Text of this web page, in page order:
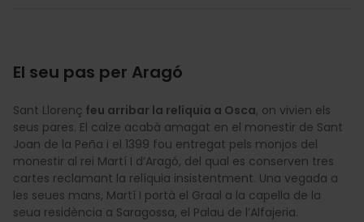
El seu pas per Aragó
Sant Llorenç feu arribar la relíquia a Osca, on vivien els
seus pares. El calze acabà amagat en el monestir de Sant
Joan de la Peña i el 1399 fou entregat pels monjos del
monestir al rei Martí I d’Aragó, del qual es conserven tres
cartes reclamant la relíquia insistentment. Una vegada a
les seues mans, Martí I portà el Graal a la capella de la
seua residència a Saragossa, el Palau de l’Alfajeria.